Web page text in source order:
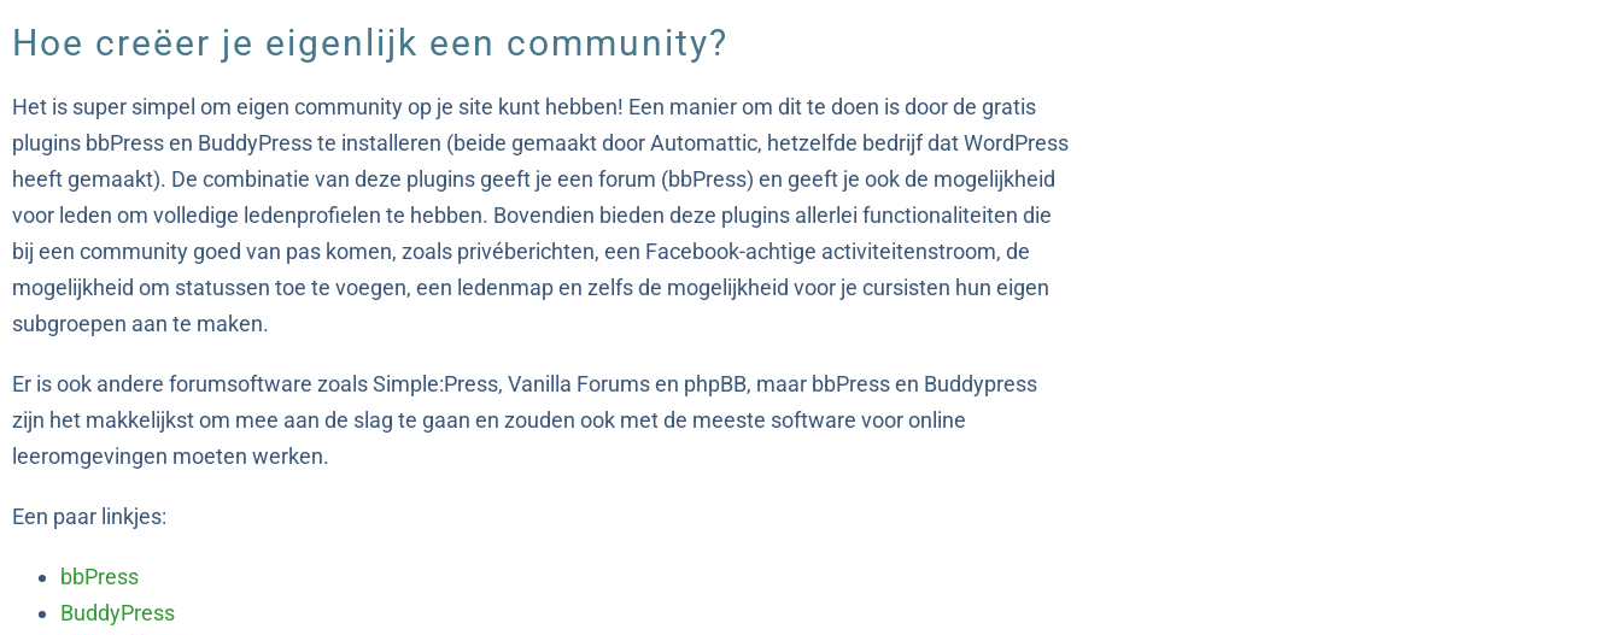
Hoe creëer je eigenlijk een community?
Het is super simpel om eigen community op je site kunt hebben! Een manier om dit te doen is door de gratis
plugins bbPress en BuddyPress te installeren (beide gemaakt door Automattic, hetzelfde bedrijf dat WordPress
heeft gemaakt). De combinatie van deze plugins geeft je een forum (bbPress) en geeft je ook de mogelijkheid
voor leden om volledige ledenprofielen te hebben. Bovendien bieden deze plugins allerlei functionaliteiten die
bij een community goed van pas komen, zoals privéberichten, een Facebook-achtige activiteitenstroom, de
mogelijkheid om statussen toe te voegen, een ledenmap en zelfs de mogelijkheid voor je cursisten hun eigen
subgroepen aan te maken.
Er is ook andere forumsoftware zoals Simple:Press, Vanilla Forums en phpBB, maar bbPress en Buddypress
zijn het makkelijkst om mee aan de slag te gaan en zouden ook met de meeste software voor online
leeromgevingen moeten werken.
Een paar linkjes:
bbPress
BuddyPress